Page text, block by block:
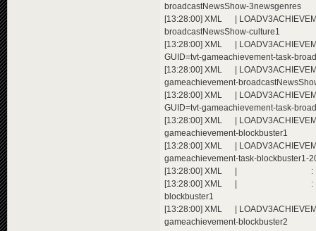
broadcastNewsShow-3newsgenres
[13:28:00] XML |
broadcastNewsShow-culture1
[13:28:00] XML |
GUID=tvt-gameachievement-task-
[13:28:00] XML |
gameachievement-
[13:28:00] XML |
GUID=tvt-gameachievement-task-
[13:28:00] XML |
gameachievement-blockbuster1
[13:28:00] XML |
gameachievement-task-blockbuster1-
[13:28:00] XML | : Extending
[13:28:00] XML | : Extending
blockbuster1
[13:28:00] XML |
gameachievement-blockbuster2